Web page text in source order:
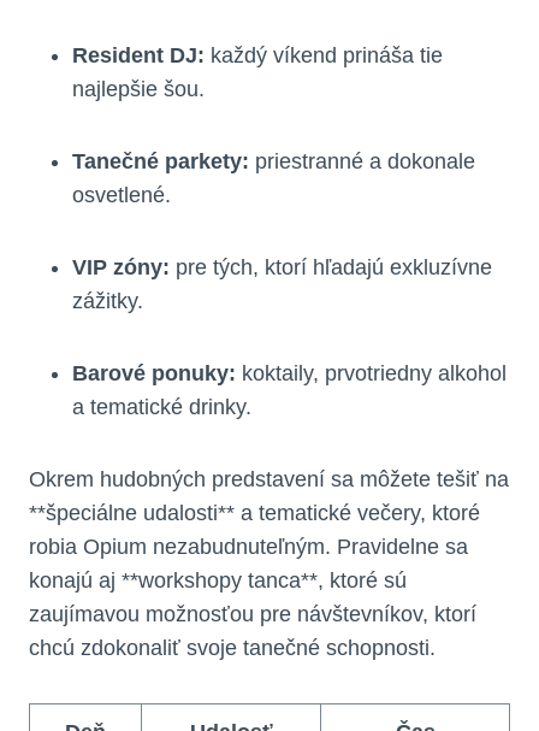
Resident DJ: každý víkend prináša tie
najlepšie šou.
Tanečné parkety: priestranné a dokonale
osvetlené.
VIP zóny: pre tých, ktorí hľadajú exkluzívne
zážitky.
Barové ponuky: koktaily, prvotriedny alkohol
a tematické drinky.
Okrem hudobných predstavení sa môžete tešiť na
**špeciálne udalosti** a tematické večery, ktoré
robia Opium nezabudnuteľným. Pravidelne sa
konajú aj **workshopy tanca**, ktoré sú
zaujímavou možnosťou pre návštevníkov, ktorí
chcú zdokonaliť svoje tanečné schopnosti.